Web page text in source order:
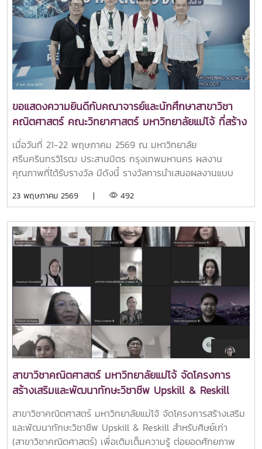
ขอแสดงความยินดีกับคณาจารย์และนักศึกษาสาขาวิชา
คณิตศาสตร์ คณะวิทยาศาสตร์ มหาวิทยาลัยแม่โจ้ ที่สร้าง
ชื่อเสียงและความภาคภูมิใจให้กับมหาวิทยาลัยแม่โจ้ ด้วย
การคว้ารางวัลจาก “ทุกผลงาน” ที่เข้าร่วมนำเสนอในการ
ประชุมวิชาการวิทยาศาสตร์วิจัย ครั้งที่ 17 (SRC17)
เมื่อวันที่ 21-22 พฤษภาคม 2569 ณ มหาวิทยาลัย
ศรีนครินทรวิโรฒ ประสานมิตร กรุงเทพมหานคร ผลงาน
คุณภาพที่ได้รับรางวัล มีดังนี้ รางวัลการนำเสนอผลงานแบบ
and Stability Analysis of a Mathematical Model for
Fruit Borers รางวัลการนำเสนอผลงานแบบปากเปล่า “ระดับดี
มาก” นายธราเทพ แซ่ม้า และ นายวราเทพ เหมทานนท์
Application Double Laplace Transform for Solving
Wave–Schr?dinger Equation อาจารย์ที่ปรึกษา: รศ.ดร.วัน
จักร สาทสนิท และ ผศ.กมลเทพ มีคำ รางวัลการนำเสนอผลงาน
แบบโปสเตอร์ “ระดับดีมาก” นางสาวอัมพร แซ่ลี นางสาวอัจฉริยา
อินต๊ะสาร นางสาวนริศรา พิไลพันธ์ Analysis of Competition
Among Electricity Generation Sources in Thailand
Using a Three-Species Lotka–Volterra Model อาจารย์ที่
ปรึกษา: ผศ.ดร.สิตา ชากฤษณ์ และ ผศ.เยาวลักษณ์ คงธรรม
รางวัลการนำเสนอผลงานแบบโปสเตอร์ “ระดับดี” นายไชยวัฒน์
สองสีขวา นางสาวมัณฑนา พรมแก้ว นายกิตติธัช เหล็กฉิมมา
Exponential Stability for Linear Systems with Interval
Time-Varying Delay based on Integral Inequality
Technique อาจารย์ที่ปรึกษา: ผศ.ดร.เจนจิรา ทิพย์ชะ และ
ผศ.ดร.ชนิกานต์ เอมหฤทัย รางวัลการนำเสนอผลงานแบบ
23 พฤษภาคม 2569 | 492
สาขาวิชาคณิตศาสตร์ มหาวิทยาลัยแม่โจ้ จัดโครงการ
สร้างเสริมและพัฒนาทักษะวิชาชีพ Upskill & Reskill
สำหรับศิษย์เก่า (สาขาวิชาคณิตศาสตร์) เพื่อเติมเต็มความ
รู้ ต่อยอดศักยภาพ และก้าวทันโลกยุคใหม่
สาขาวิชาคณิตศาสตร์ มหาวิทยาลัยแม่โจ้ จัดโครงการสร้างเสริม
และพัฒนาทักษะวิชาชีพ Upskill & Reskill สำหรับศิษย์เก่า
(สาขาวิชาคณิตศาสตร์) เพื่อเติมเต็มความรู้ ต่อยอดศักยภาพ